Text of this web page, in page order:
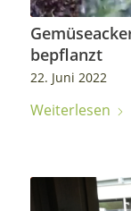
bepflanzt
22. Juni 2022
Weiterlesen